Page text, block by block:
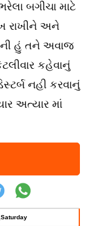
બગીચા માટે
રાખીને અને
હું તને અવાજ
કહેવાનું
નહી કરવાનું
અત્યાર માં